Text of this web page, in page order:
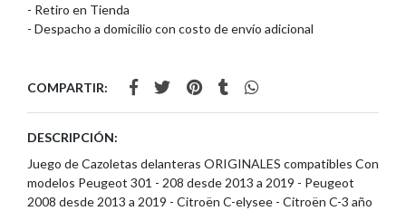
- Retiro en Tienda
- Despacho a domicilio con costo de envío adicional
COMPARTIR:
DESCRIPCIÓN:
Juego de Cazoletas delanteras ORIGINALES compatibles Con
modelos Peugeot 301 - 208 desde 2013 a 2019 - Peugeot
2008 desde 2013 a 2019 - Citroën C-elysee - Citroën C-3 año